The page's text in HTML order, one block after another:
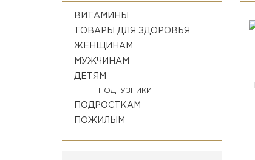
ВИТАМИНЫ
ТОВАРЫ ДЛЯ ЗДОРОВЬЯ
ЖЕНЩИНАМ
МУЖЧИНАМ
ДЕТЯМ
ПОДГУЗНИКИ
ПОДРОСТКАМ
ПОЖИЛЫМ